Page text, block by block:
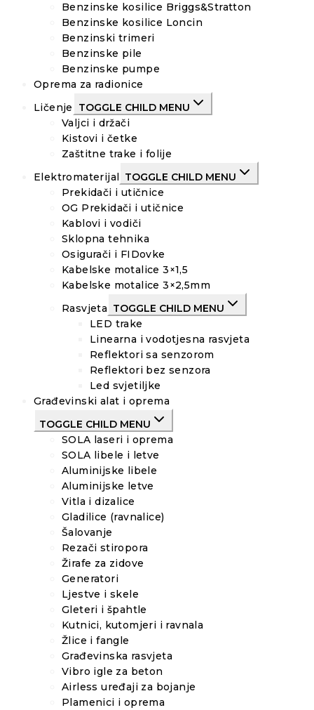
Benzinske kosilice Briggs&Stratton
Benzinske kosilice Loncin
Benzinski trimeri
Benzinske pile
Benzinske pumpe
Oprema za radionice
Ličenje
TOGGLE CHILD MENU
Valjci i držači
Kistovi i četke
Zaštitne trake i folije
Elektromaterijal
TOGGLE CHILD MENU
Prekidači i utičnice
OG Prekidači i utičnice
Kablovi i vodiči
Sklopna tehnika
Osigurači i FIDovke
Kabelske motalice 3×1,5
Kabelske motalice 3×2,5mm
Rasvjeta TOGGLE CHILD MENU
LED trake
Linearna i vodotjesna rasvjeta
Reflektori sa senzorom
Reflektori bez senzora
Led svjetiljke
Građevinski alat i oprema
TOGGLE CHILD MENU
SOLA laseri i oprema
SOLA libele i letve
Aluminijske libele
Aluminijske letve
Vitla i dizalice
Gladilice (ravnalice)
Šalovanje
Rezači stiropora
Žirafe za zidove
Generatori
Ljestve i skele
Gleteri i špahtle
Kutnici, kutomjeri i ravnala
Žlice i fangle
Građevinska rasvjeta
Vibro igle za beton
Airless uređaji za bojanje
Plamenici i oprema